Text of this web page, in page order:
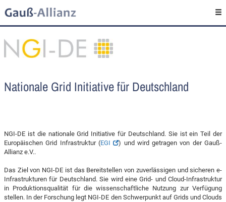
Nationale Grid Initiative für Deutschland
NGI-DE ist die nationale Grid Initiative für Deutschland. Sie ist ein Teil der
Europäischen Grid Infrastruktur (EGI
) und wird getragen von der Gauß-
Allianz e.V..
Das Ziel von NGI-DE ist das Bereitstellen von zuverlässigen und sicheren e-
Infrastrukturen für Deutschland. Sie wird eine Grid- und Cloud-Infrastruktur
in Produktionsqualität für die wissenschaftliche Nutzung zur Verfügung
stellen. In der Forschung legt NGI-DE den Schwerpunkt auf Grids und Clouds